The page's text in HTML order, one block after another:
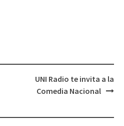
UNI Radio te invita a la
Comedia Nacional